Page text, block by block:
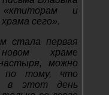
и
сего».
стала первая
храме
можно
по тому, что
в этот день